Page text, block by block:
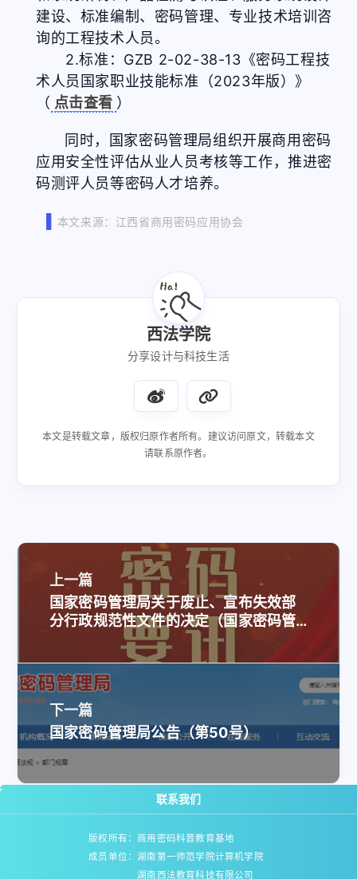
建设、标准编制、密码管理、专业技术培训咨
询的工程技术人员。
2.标准：GZB 2-02-38-13《密码工程技
术人员国家职业技能标准（2023年版）》
（ 点击查看 ）
同时，国家密码管理局组织开展商用密码
应用安全性评估从业人员考核等工作，推进密
码测评人员等密码人才培养。
本文来源：江西省商用密码应用协会
西法学院
分享设计与科技生活
本文是转载文章，版权归原作者所有。建议访问原文，转载本文
请联系原作者。
上一篇
国家密码管理局关于废止、宣布失效部
分行政规范性文件的决定（国家密码管
理局公告第51号）
下一篇
国家密码管理局公告（第50号）
联系我们
版权所有：商用密码科普教育基地
成员单位：湖南第一师范学院计算机学院
湖南西法教育科技有限公司